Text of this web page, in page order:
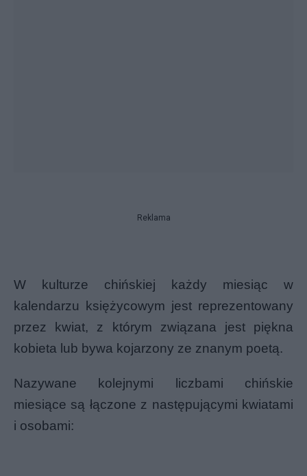
Reklama
W kulturze chińskiej każdy miesiąc w
kalendarzu księżycowym jest reprezentowany
przez kwiat, z którym związana jest piękna
kobieta lub bywa kojarzony ze znanym poetą.
Nazywane kolejnymi liczbami chińskie
miesiące są łączone z następującymi kwiatami
i osobami: